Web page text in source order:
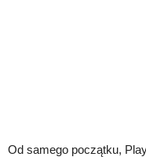
Od samego początku,